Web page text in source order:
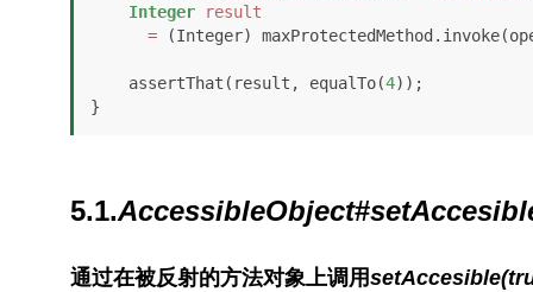
Integer
result
= (Integer)
    assertThat(result, equalTo(
4));
}
5.1.AccessibleObject#
通过在被反射的方法对象上调用